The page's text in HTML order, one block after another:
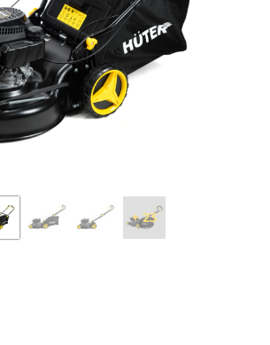
Бензопилы
Виброплиты
Дровоколы
Измельчители
электрические
Механические
техника
Опрыскиватели
+ 23